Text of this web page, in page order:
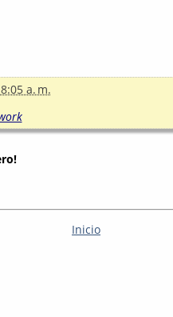
8:05 a. m.
Inicio